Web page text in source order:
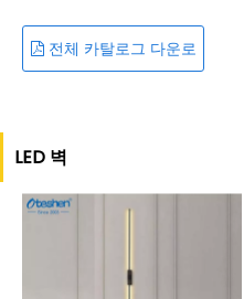
전체 카탈로그 다운로
LED 벽